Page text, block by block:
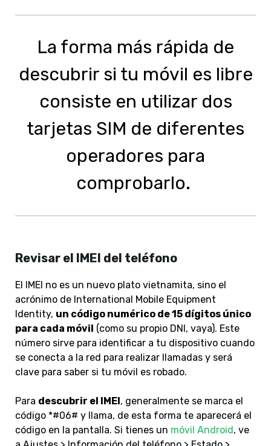
La forma más rápida de
descubrir si tu móvil es libre
consiste en utilizar dos
tarjetas SIM de diferentes
operadores para
comprobarlo.
Revisar el IMEI del teléfono
El IMEI no es un nuevo plato vietnamita, sino el
acrónimo de International Mobile Equipment
Identity, un código numérico de 15 dígitos único
para cada móvil (como su propio DNI, vaya). Este
número sirve para identificar a tu dispositivo cuando
se conecta a la red para realizar llamadas y será
clave para saber si tu móvil es robado.
Para descubrir el IMEI, generalmente se marca el
código *#06# y llama, de esta forma te aparecerá el
código en la pantalla. Si tienes un móvil Android, ve